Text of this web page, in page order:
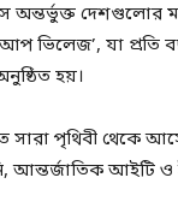
অন্তর্ভুক্ত
ভিলেজ’, যা প্রতি
হয়।
সারা পৃথিবী থেকে
আইটি ও